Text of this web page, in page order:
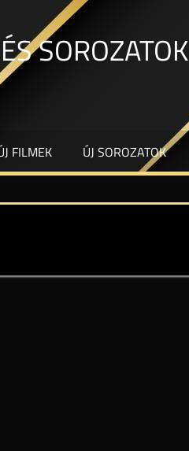
SOROZATOK
FILMEK ÚJ SOROZATOK